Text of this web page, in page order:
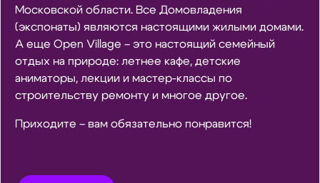
Московской области. Все Домовладения
(экспонаты) являются настоящими жилыми домами.
А еще Open Village – это настоящий семейный
отдых на природе: летнее кафе, детские
аниматоры, лекции и мастер-классы по
строительству ремонту и многое другое.
Приходите – вам обязательно понравится!